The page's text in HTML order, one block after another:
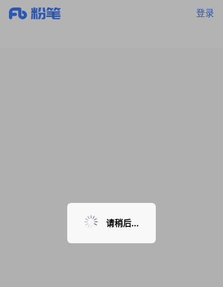
登录
暂无课程，敬请期待
请稍后...